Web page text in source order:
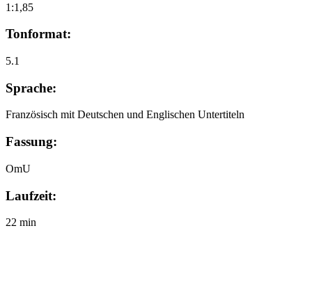
1:1,85
Tonformat:
5.1
Sprache:
Französisch mit Deutschen und Englischen Untertiteln
Fassung:
OmU
Laufzeit:
22 min